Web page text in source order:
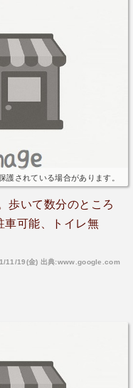
護されている場合があります。
歩いて数分のところ
車可能、トイレ無
11/19(金) 出典:www.google.com